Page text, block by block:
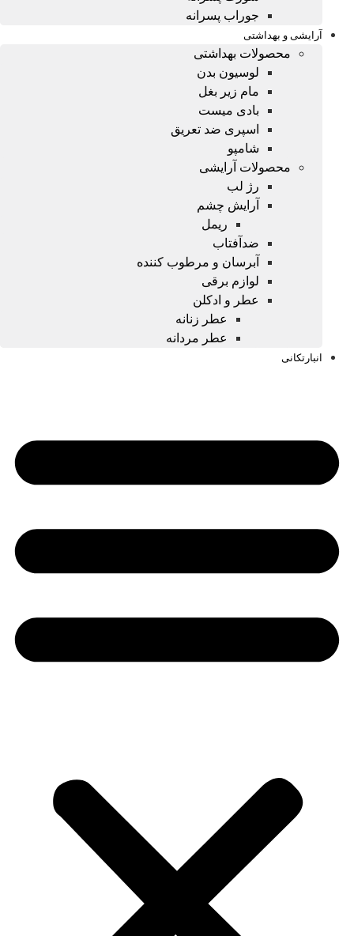
جوراب پسرانه
آرایشی و بهداشتی
محصولات بهداشتی
لوسیون بدن
مام زیر بغل
بادی میست
اسپری ضد تعریق
شامپو
محصولات آرایشی
رژ لب
آرایش چشم
ریمل
ضدآفتاب
آبرسان و مرطوب کننده
لوازم برقی
عطر و ادکلن
عطر زنانه
عطر مردانه
انبارتکانی